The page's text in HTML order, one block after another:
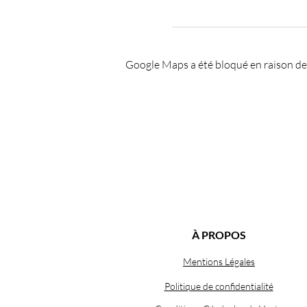
Google Maps a été bloqué en raison
À PROPOS
Mentions Légales
Politique de confidentialité